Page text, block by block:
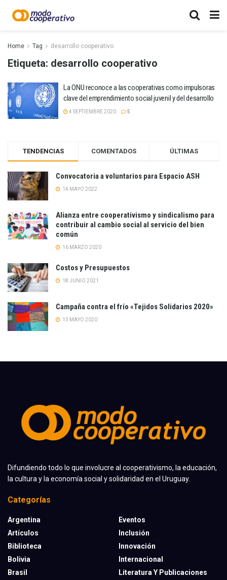
Home Tag desarrollo cooperativo
Etiqueta: desarrollo cooperativo
La ONU reconoce a las cooperativas como impulsoras
clave del emprendimiento social juvenil y del desarrollo
4 SEPTIEMBRE 2020 5
TENDENCIAS COMENTADOS ÚLTIMAS
Convocatoria a voluntarios para Espacio ASH
14 MAYO 2022
Alianza entre cooperativismo y sindicalismo para
contribuir al cambio social al servicio del bien
común
16 MARZO 2020
Costos y Presupuestos
18 JUNIO 2021
Campaña contra el frío «Tejidos Solidarios 2020»
13 MAYO 2020
Difundiendo todo lo que involucre al cooperativismo, la educación,
la cultura y la economía social y solidaridad en el Uruguay.
Categorías
Argentina
Artículos
Biblioteca
Bolivia
Brasil
Eventos
Inclusión
Innovación
Internacional
Literatura Y Publicaciones